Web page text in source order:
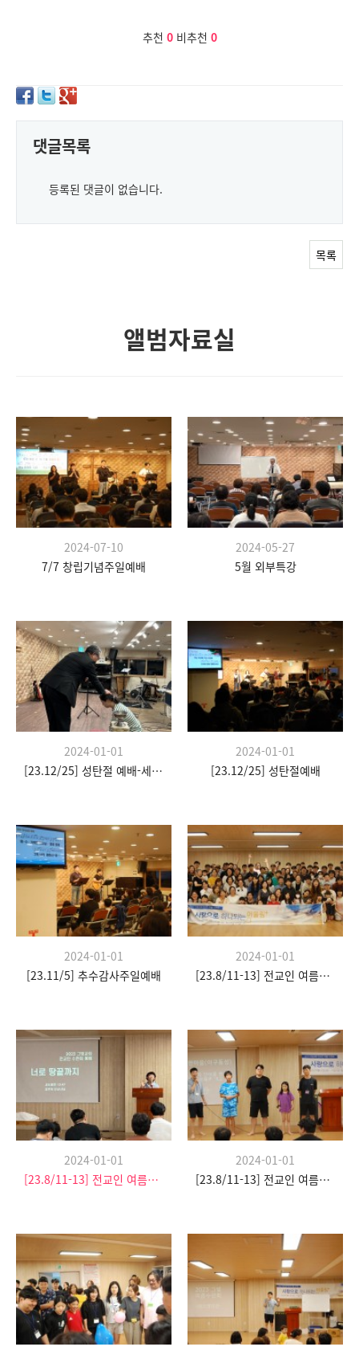
추천 0 비추천 0
댓글목록
등록된 댓글이 없습니다.
목록
앨범자료실
2024-07-10
7/7 창립기념주일예배
2024-05-27
5월 외부특강
2024-01-01
[23.12/25] 성탄절 예배-세례식
2024-01-01
[23.12/25] 성탄절예배
2024-01-01
[23.11/5] 추수감사주일예배
2024-01-01
[23.8/11-13] 전교인 여름수련회
2024-01-01
[23.8/11-13] 전교인 여름수련회
2024-01-01
[23.8/11-13] 전교인 여름수련회